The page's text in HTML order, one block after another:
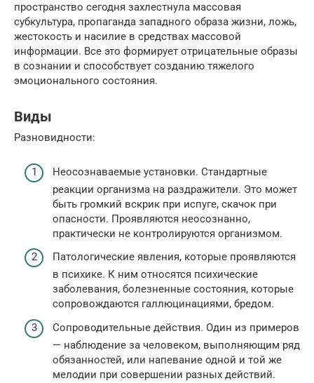
пространство сегодня захлестнула массовая
субкультура, пропаганда западного образа жизни, ложь,
жестокость и насилие в средствах массовой
информации. Все это формирует отрицательные образы
в сознании и способствует созданию тяжелого
эмоционального состояния.
Виды
Разновидности:
Неосознаваемые установки. Стандартные
реакции организма на раздражители. Это может
быть громкий вскрик при испуге, скачок при
опасности. Проявляются неосознанно,
практически не контролируются организмом.
Патологические явления, которые проявляются
в психике. К ним относятся психические
заболевания, болезненные состояния, которые
сопровождаются галлюцинациями, бредом.
Сопроводительные действия. Один из примеров
— наблюдение за человеком, выполняющим ряд
обязанностей, или напевание одной и той же
мелодии при совершении разных действий.